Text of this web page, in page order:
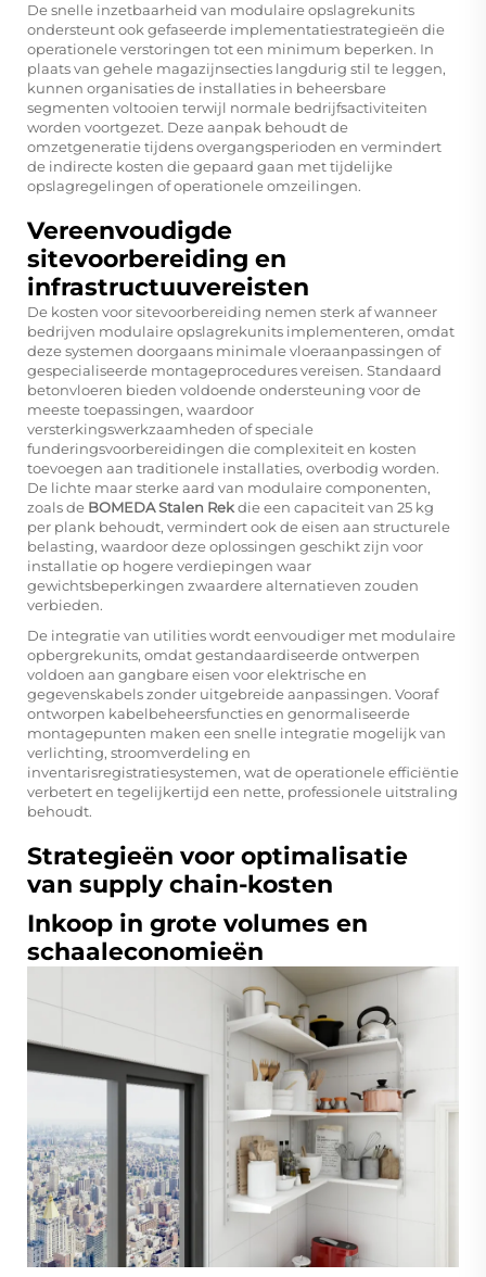
De snelle inzetbaarheid van modulaire opslagrekunits
ondersteunt ook gefaseerde implementatiestrategieën die
operationele verstoringen tot een minimum beperken. In
plaats van gehele magazijnsecties langdurig stil te leggen,
kunnen organisaties de installaties in beheersbare
segmenten voltooien terwijl normale bedrijfsactiviteiten
worden voortgezet. Deze aanpak behoudt de
omzetgeneratie tijdens overgangsperioden en vermindert
de indirecte kosten die gepaard gaan met tijdelijke
opslagregelingen of operationele omzeilingen.
Vereenvoudigde
sitevoorbereiding en
infrastructuuvereisten
De kosten voor sitevoorbereiding nemen sterk af wanneer
bedrijven modulaire opslagrekunits implementeren, omdat
deze systemen doorgaans minimale vloeraanpassingen of
gespecialiseerde montageprocedures vereisen. Standaard
betonvloeren bieden voldoende ondersteuning voor de
meeste toepassingen, waardoor
versterkingswerkzaamheden of speciale
funderingsvoorbereidingen die complexiteit en kosten
toevoegen aan traditionele installaties, overbodig worden.
De lichte maar sterke aard van modulaire componenten,
zoals de BOMEDA Stalen Rekdie een capaciteit van 25 kg
per plank behoudt, vermindert ook de eisen aan structurele
belasting, waardoor deze oplossingen geschikt zijn voor
installatie op hogere verdiepingen waar
gewichtsbeperkingen zwaardere alternatieven zouden
verbieden.
De integratie van utilities wordt eenvoudiger met modulaire
opbergrekunits, omdat gestandaardiseerde ontwerpen
voldoen aan gangbare eisen voor elektrische en
gegevenskabels zonder uitgebreide aanpassingen. Vooraf
ontworpen kabelbeheersfuncties en genormaliseerde
montagepunten maken een snelle integratie mogelijk van
verlichting, stroomverdeling en
inventarisregistratiesystemen, wat de operationele efficiëntie
verbetert en tegelijkertijd een nette, professionele uitstraling
behoudt.
Strategieën voor optimalisatie
van supply chain-kosten
Inkoop in grote volumes en
schaaleconomieën